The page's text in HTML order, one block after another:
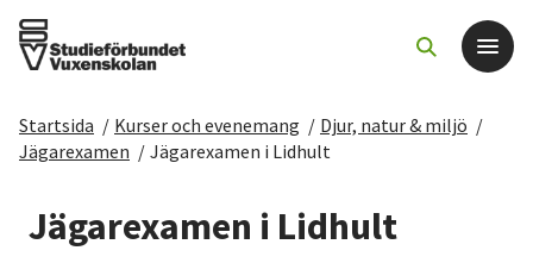
Det här gör vi
För dig som
Startsida / Kurser och evenemang / Djur, natur & miljö /
Jägarexamen / Jägarexamen i Lidhult
Jägarexamen i Lidhult